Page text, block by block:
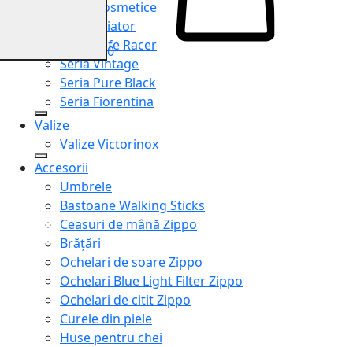
Truse cosmetice
Seria Aviator
Seria Cafe Racer
Seria Vintage
Seria Pure Black
Seria Fiorentina
Valize
Valize Victorinox
Accesorii
Umbrele
Bastoane Walking Sticks
Ceasuri de mână Zippo
Brățări
Ochelari de soare Zippo
Ochelari Blue Light Filter Zippo
Ochelari de citit Zippo
Curele din piele
Huse pentru chei
0